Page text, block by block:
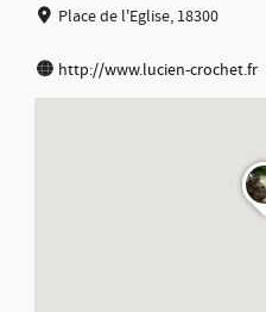
Place de l'Eglise, 18300
http://www.lucien-crochet.fr